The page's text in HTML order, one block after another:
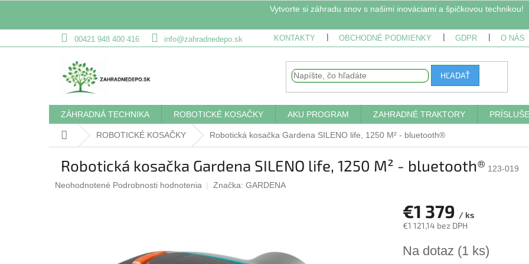
Vytvorte si záhradu snov s našimi inováciami a špičkovou technikou!
na
00421 948 400 416 info@zahradnedepo.sk KONTAKTY OBCHODNÉ PODMIENKY GDPR O NÁS
HĽADAŤ
ZÁHRADNÁ TECHNIKA ROBOTICKÉ KOSAČKY AKU PROGRAM ZAHRADNÉ TRAKTORY
DomovROBOTICKÉ KOSAČKY Robotická kosačka Gardena SILENO life, 1250 M² - bluetooth®
Robotická kosačka Gardena SILENO life, 1250 M² - bluetooth® 123-019
Priemerné
Neohodnotené Podrobnosti hodnotenia Značka: GARDENA
€1 379 / ks
€1 121,14 bez DPH
cena:
Na dotaz (1 ks)